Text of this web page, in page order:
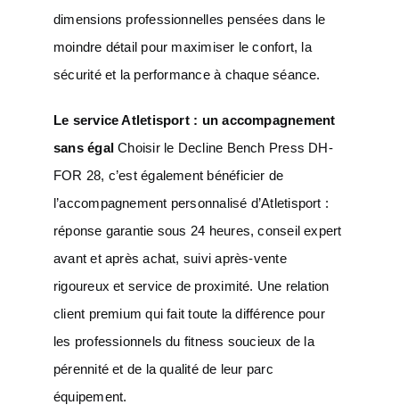
dimensions professionnelles pensées dans le
moindre détail pour maximiser le confort, la
sécurité et la performance à chaque séance.
Le service Atletisport : un accompagnement
sans égal Choisir le Decline Bench Press DH-
FOR 28, c’est également bénéficier de
l’accompagnement personnalisé d’Atletisport :
réponse garantie sous 24 heures, conseil expert
avant et après achat, suivi après-vente
rigoureux et service de proximité. Une relation
client premium qui fait toute la différence pour
les professionnels du fitness soucieux de la
pérennité et de la qualité de leur parc
équipement.